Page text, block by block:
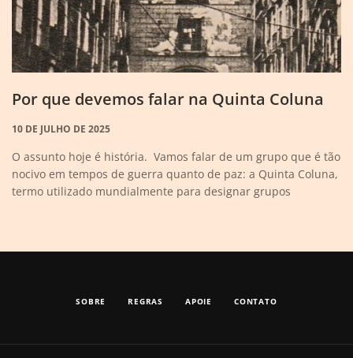
Por que devemos falar na Quinta Coluna
10 DE JULHO DE 2025
O assunto hoje é história. Vamos falar de um grupo que é tão
nocivo em tempos de guerra quanto de paz: a Quinta Coluna,
termo utilizado mundialmente para designar grupos
SOBRE REGRAS APOIE CONTATO